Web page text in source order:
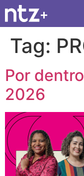
Tag:
Por
2026